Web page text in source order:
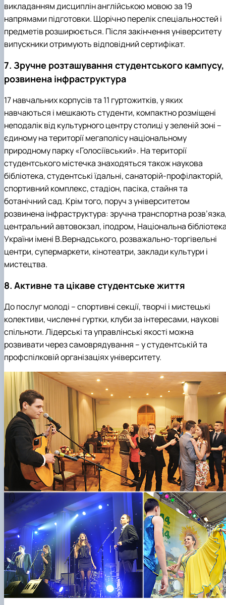
викладанням дисциплін англійською мовою за 19
напрямами підготовки. Щорічно перелік спеціальностей і
предметів розширюється. Після закінчення університету
випускники отримують відповідний сертифікат.
7. Зручне розташування студентського кампусу,
розвинена інфраструктура
17 навчальних корпусів та 11 гуртожитків, у яких
навчаються і мешкають студенти, компактно розміщені
неподалік від культурного центру столиці у зеленій зоні –
єдиному на території мегаполісу національному
природному парку «Голосіївський». На території
студентського містечка знаходяться також наукова
бібліотека, студентські їдальні, санаторій-профілакторій,
спортивний комплекс, стадіон, пасіка, стайня та
ботанічний сад. Крім того, поруч з університетом
розвинена інфраструктура: зручна транспортна
центральний автовокзал, іподром, Національна
України імені В.Вернадського, розважально-торгівельні
центри, супермаркети, кінотеатри, заклади культури і
мистецтва.
8. Активне та цікаве студентське життя
До послуг молоді – спортивні секції, творчі і мистецькі
колективи, численні гуртки, клуби за інтересами, наукові
спільноти. Лідерські та управлінські якості можна
розвивати через самоврядування – у студентській та
профспілковій організаціях університету.